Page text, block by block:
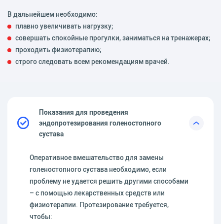
В дальнейшем необходимо:
плавно увеличивать нагрузку;
совершать спокойные прогулки, заниматься на тренажерах;
проходить физиотерапию;
строго следовать всем рекомендациям врачей.
Показания для проведения
эндопротезирования голеностопного
сустава
Оперативное вмешательство для замены
голеностопного сустава необходимо, если
проблему не удается решить другими способами
– с помощью лекарственных средств или
физиотерапии. Протезирование требуется,
чтобы: